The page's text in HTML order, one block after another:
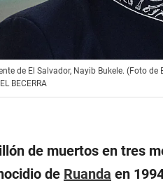
de El Salvador, Nayib Bukele. (Foto de
BECERRA
de muertos en tres
de Ruanda en